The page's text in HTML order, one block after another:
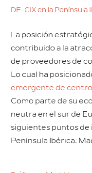
DE-CIX en la Península
La posición
contribuido a la
de proveedores de
Lo cual ha
emergente de
Como parte de su
neutra en el sur de
siguientes puntos
Península Ibérica: